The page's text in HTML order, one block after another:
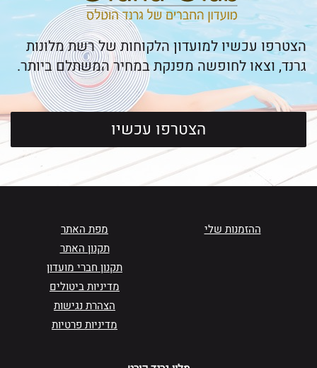
הצטרפו עכשיו למועדון הלקוחות של רשת מלונות
גרנד, וצאו לחופשה מפנקת במחיר המשתלם ביותר.
הצטרפו עכשיו
ההזמנות שלי
מפת האתר
תקנון האתר
תקנון חברי מועדון
מדיניות ביטולים
הצהרת נגישות
מדיניות פרטיות